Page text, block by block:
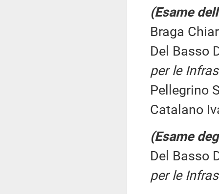
(Esame
Braga
Del Basso
per le
Pellegrino
Catalano
(Esame
Del Basso
per le